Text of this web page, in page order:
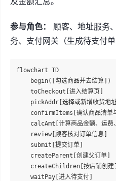
参与角色：
顾客、地址服务
务、支付网关（生成待支付单
flowchart TD
    begin([勾选商品并去结算])
    toCheckout[进入结算页]
pickAddr[选择或新增收货地
confirmItems[确认商品清单
calcAmt[计算商品金额、运费
    review[顾客核对订单信息]
    submit[提交订单]
    createParent[创建父订单]
createChildren[按店铺创建
    waitPay[进入待支付]